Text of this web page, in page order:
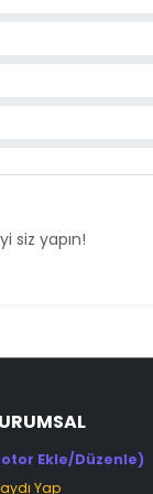
siz yapın!
Ekle/Düzenle)
Yap